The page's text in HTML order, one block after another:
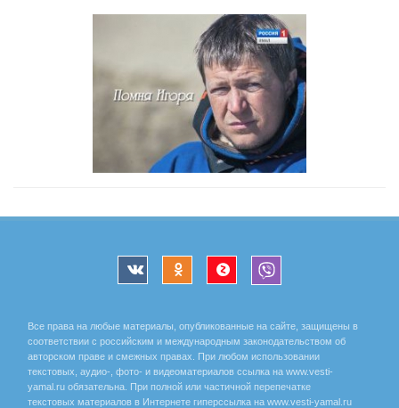
Все права на любые материалы, опубликованные на сайте, защищены в
соответствии с российским и международным законодательством об
авторском праве и смежных правах. При любом использовании
текстовых, аудио-, фото- и видеоматериалов ссылка на www.vesti-
yamal.ru обязательна. При полной или частичной перепечатке
текстовых материалов в Интернете гиперссылка на www.vesti-yamal.ru